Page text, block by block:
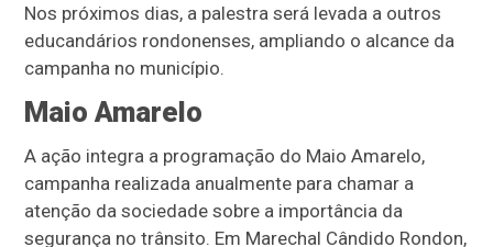
Nos próximos dias, a palestra será levada a outros
educandários rondonenses, ampliando o alcance da
campanha no município.
Maio Amarelo
A ação integra a programação do Maio Amarelo,
campanha realizada anualmente para chamar a
atenção da sociedade sobre a importância da
segurança no trânsito. Em Marechal Cândido Rondon,